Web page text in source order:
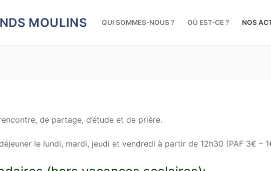
MOULINS QUI SOMMES-NOUS ? OÙ EST-CE ? NOS
de partage, d’étude et de prière.
le lundi, mardi, jeudi et vendredi à partir de 12h30 (PAF 3€ –